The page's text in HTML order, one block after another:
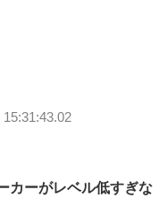
カーがレベル低すぎな